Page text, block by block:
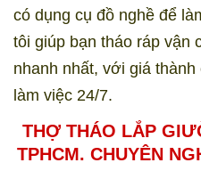
có dụng cụ đồ nghề để
tôi giúp bạn tháo ráp vận
nhanh nhất, với giá
làm việc 24/7.
THỢ THÁO LẮP
TPHCM. CHUYÊN